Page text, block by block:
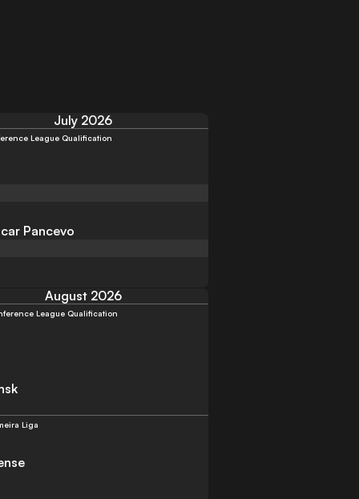
July 2026
League Qualification
Pancevo
August 2026
League Qualification
Liga